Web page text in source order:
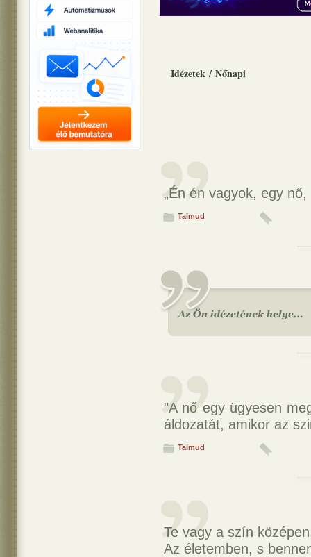
Idézetek / Nőnapi
„Én én vagyok, egy
Talmud
"A nő egy ügyesen
áldozatát, amikor az
Talmud
Te vagy a szín
Az életemben, s